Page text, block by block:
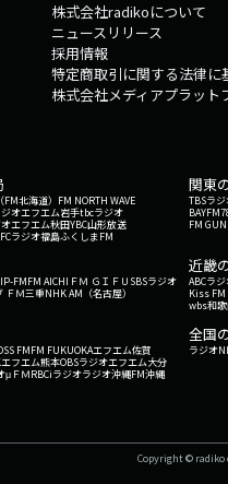
株式会社radikoについて
ニュースリリース
採用情報
特定商取引に関する法律に
株式会社メディアプラット
北海道） FM NORTH WAVE
オエフエム岩手tbcラジオ
エフエム秋田YBC山形放送
ラジオ福島ふくしまFM
関東
TBSラ
FM
FMFM AICHI ＦＭ ＧＩＦＵ SBSラジオ
ＦＭ三重NHK AM（名古屋）
近畿
ABCラ
Kiss FM
wbs和
FMFM FUKUOKAエフエム佐賀
フエム熊本OBSラジオエフエム大分
μＦＭRBCiラジオラジオ沖縄FM沖縄
全国
ラジオ
Copyright © radiko